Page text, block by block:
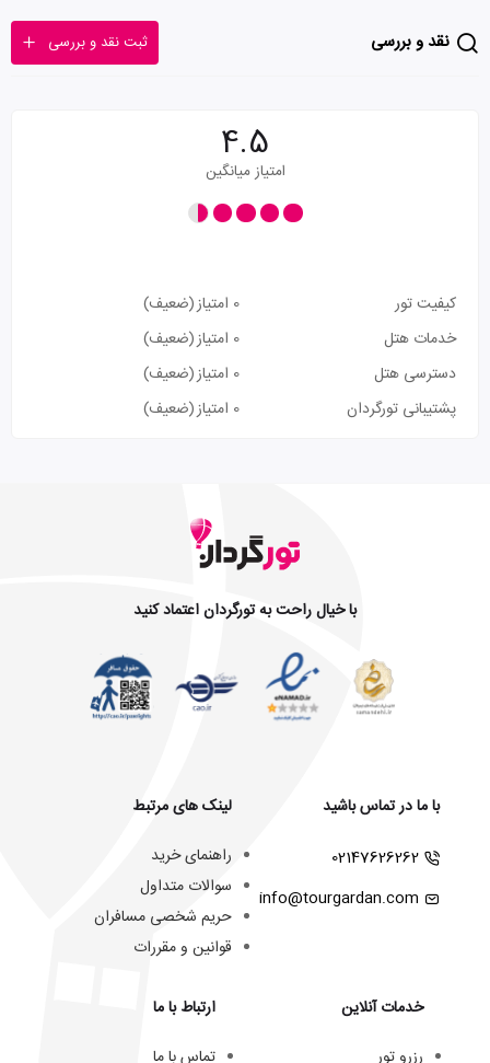
نقد و بررسی ثبت نقد و بررسی
4.5
امتیاز میانگین
کیفیت تور 0 امتیاز
(ضعیف)
خدمات هتل
0 امتیاز
(ضعیف)
دسترسی هتل
0 امتیاز
(ضعیف)
پشتیبانی تورگردان
0 امتیاز (ضعیف)
با خیال راحت به تورگردان اعتماد کنید
با ما در تماس باشید
02147626262
info@tourgardan.com
خدمات آنلاین
رزرو تور
لینک های مرتبط
راهنمای خرید
سوالات متداول
حریم شخصی مسافران
قوانین و مقررات
ارتباط با ما
تماس با ما